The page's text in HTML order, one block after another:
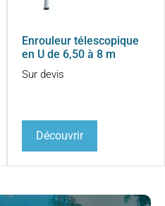
Enrouleur télescopique
en U de 6,50 à 8 m
Sur devis
Découvrir